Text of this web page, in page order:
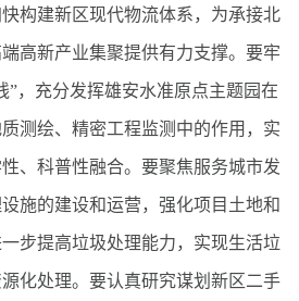
构建新区现代物流体系，为承接北
高新产业集聚提供有力支撑。要牢
”，充分发挥雄安水准原点主题园在
测绘、精密工程监测中的作用，实
、科普性融合。要聚焦服务城市发
施的建设和运营，强化项目土地和
步提高垃圾处理能力，实现生活垃
化处理。要认真研究谋划新区二手